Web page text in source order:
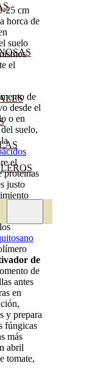
25 cm
horca de
suelo
el
de
desde el
o en
suelo,
el
proteínas
justo
de
de
antes
en
y prepara
fúngicas
más
abril
tomate,